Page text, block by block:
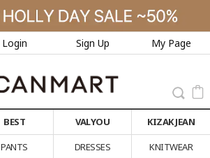
Login Sign Up My Page
BEST VALYOU
KIZAK JEAN
PANTS DRESSES
KNITWEAR